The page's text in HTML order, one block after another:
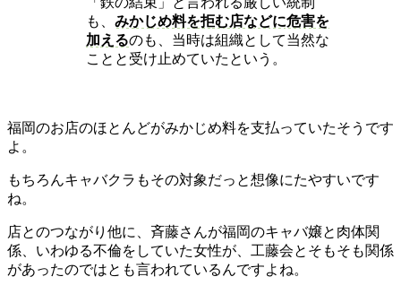
も、 みかじめ料を拒む店などに危害を
加えるのも、当時は組織として当然な
ことと受け止めていたという。
福岡のお店のほとんどがみかじめ料を支払っていたそうです
よ。
もちろんキャバクラもその対象だっと想像にたやすいです
ね。
店とのつながり他に、斉藤さんが福岡のキャバ嬢と肉体関
係、いわゆる不倫をしていた女性が、工藤会とそもそも関係
があったのではとも言われているんですよね。